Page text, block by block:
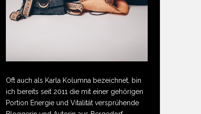
Oft auch als Karla Kolumna bezeichnet, bin
ich bereits seit 2011 die mit einer gehörigen
Portion Energie und Vitalität versprühende